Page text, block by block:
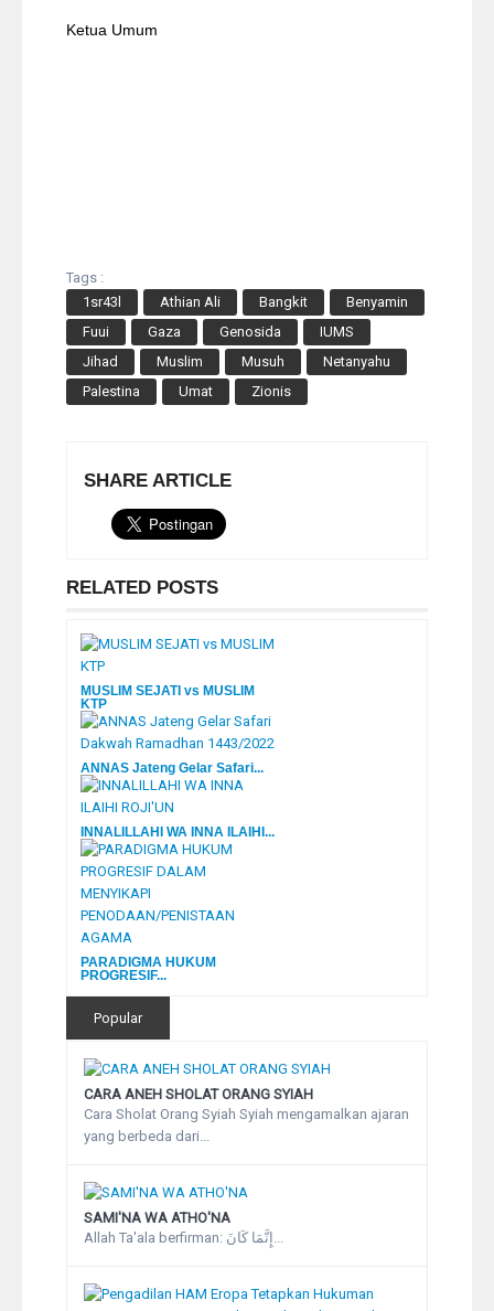
Ketua Umum
Tags :
1sr43l
Athian Ali Bangkit
Benyamin
Fuui
Gaza Genosida
IUMS
Jihad
Muslim Musuh
Netanyahu
Palestina
Umat Zionis
SHARE ARTICLE
RELATED POSTS
MUSLIM SEJATI vs MUSLIM
KTP
ANNAS Jateng Gelar Safari...
INNALILLAHI WA INNA ILAIHI...
PARADIGMA HUKUM
PROGRESIF...
Popular
CARA ANEH SHOLAT ORANG SYIAH
Cara Sholat Orang Syiah Syiah mengamalkan ajaran
yang berbeda dari...
SAMI'NA WA ATHO'NA